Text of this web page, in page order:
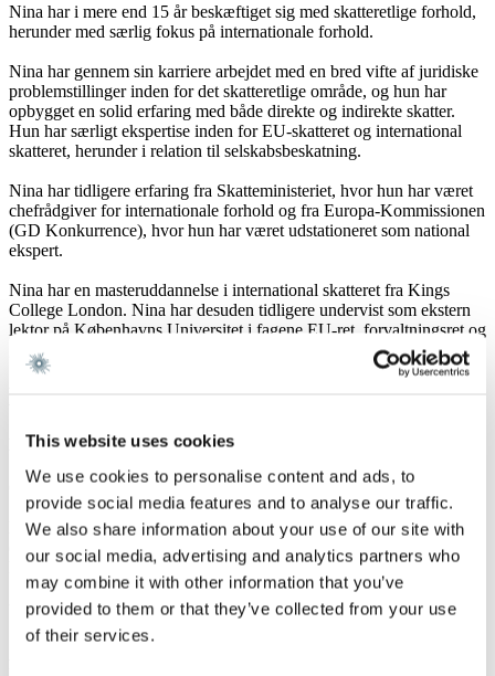
This website uses cookies
We use cookies to personalise content and ads, to
provide social media features and to analyse our traffic.
We also share information about your use of our site with
our social media, advertising and analytics partners who
may combine it with other information that you’ve
provided to them or that they’ve collected from your use
of their services.
Nina har i mere end 15 år beskæftiget sig med skatteretlige forhold,
herunder med særlig fokus på internationale forhold.
Nina har gennem sin karriere arbejdet med en bred vifte af juridiske
problemstillinger inden for det skatteretlige område, og hun har
opbygget en solid erfaring med både direkte og indirekte skatter.
Hun har særligt ekspertise inden for EU-skatteret og international
skatteret, herunder i relation til selskabsbeskatning.
Nina har tidligere erfaring fra Skatteministeriet, hvor hun har været
chefrådgiver for internationale forhold og fra Europa-Kommissionen
(GD Konkurrence), hvor hun har været udstationeret som national
ekspert.
Nina har en masteruddannelse i international skatteret fra Kings
College London. Nina har desuden tidligere undervist som ekstern
lektor på Københavns Universitet i fagene EU-ret, forvaltningsret og
grundlæggende skatteret.
Karriere
Gorrissen Federspiel 2025 -
Skatteministeriet 2014 - 2025
EU-Kommissionen, Generaldirektoratet for Konkurrence
(sekunderet national ekspert) 2017 - 2018
Plesner 2008 - 2014
Uddannelse